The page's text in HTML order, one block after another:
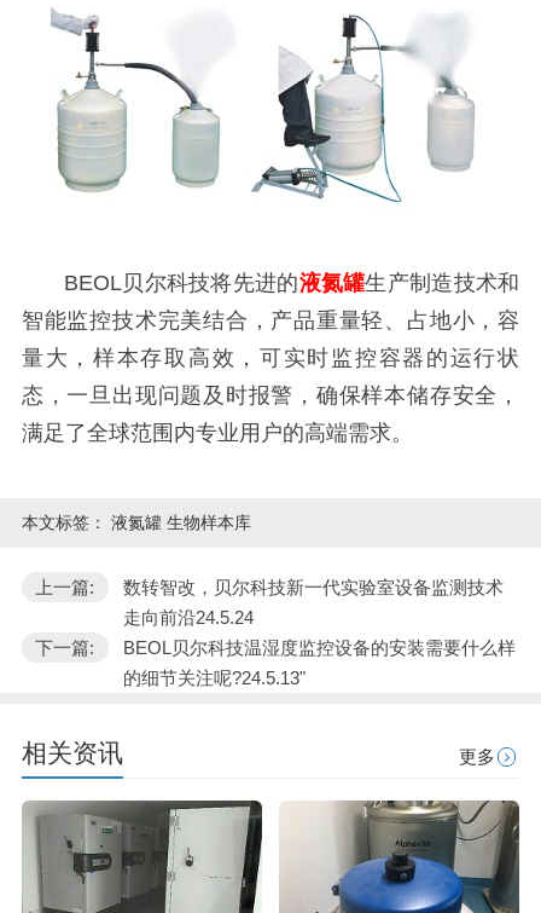
BEOL贝尔科技将先进的液氮罐生产制造技术和
智能监控技术完美结合，产品重量轻、占地小，容
量大，样本存取高效，可实时监控容器的运行状
态，一旦出现问题及时报警，确保样本储存安全，
满足了全球范围内专业用户的高端需求。
本文标签： 液氮罐 生物样本库
上一篇:
数转智改，贝尔科技新一代实验室设备监测技术
走向前沿24.5.24
下一篇:
BEOL贝尔科技温湿度监控设备的安装需要什么样
的细节关注呢?24.5.13"
相关资讯 更多